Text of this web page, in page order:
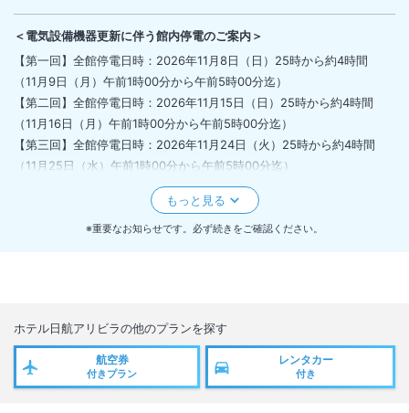
＜電気設備機器更新に伴う館内停電のご案内＞
【第一回】全館停電日時：2026年11月8日（日）25時から約4時間
（11月9日（月）午前1時00分から午前5時00分迄）
【第二回】全館停電日時：2026年11月15日（日）25時から約4時間
（11月16日（月）午前1時00分から午前5時00分迄）
【第三回】全館停電日時：2026年11月24日（火）25時から約4時間
（11月25日（水）午前1時00分から午前5時00分迄）
＜停電中は以下の点にご留意くださいますようお願い申し上げます。＞
1）自動火災報知設備やスプリンクラーは通常どおり作動いたします。
2）停電中は客室のシャワーの温水は使用できません。
能です。
6）停電復旧時、客室の照明が点灯する場合があります。
※重要なお知らせです。必ず続きをご確認ください。
ホテル日航アリビラの他のプランを探す
航空券
付きプラン
レンタカー
付き